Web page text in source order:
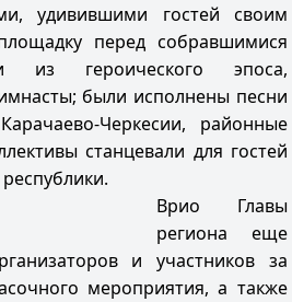
удивившими гостей своим
перед собравшимися
из героического эпоса,
были исполнены песни
Черкесии, районные
станцевали для гостей
Врио Главы
региона еще
и участников за
мероприятия, а также